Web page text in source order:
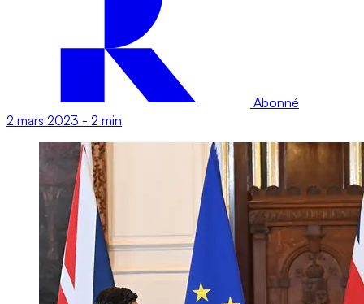
Abonné
2 mars 2023 - 2 min